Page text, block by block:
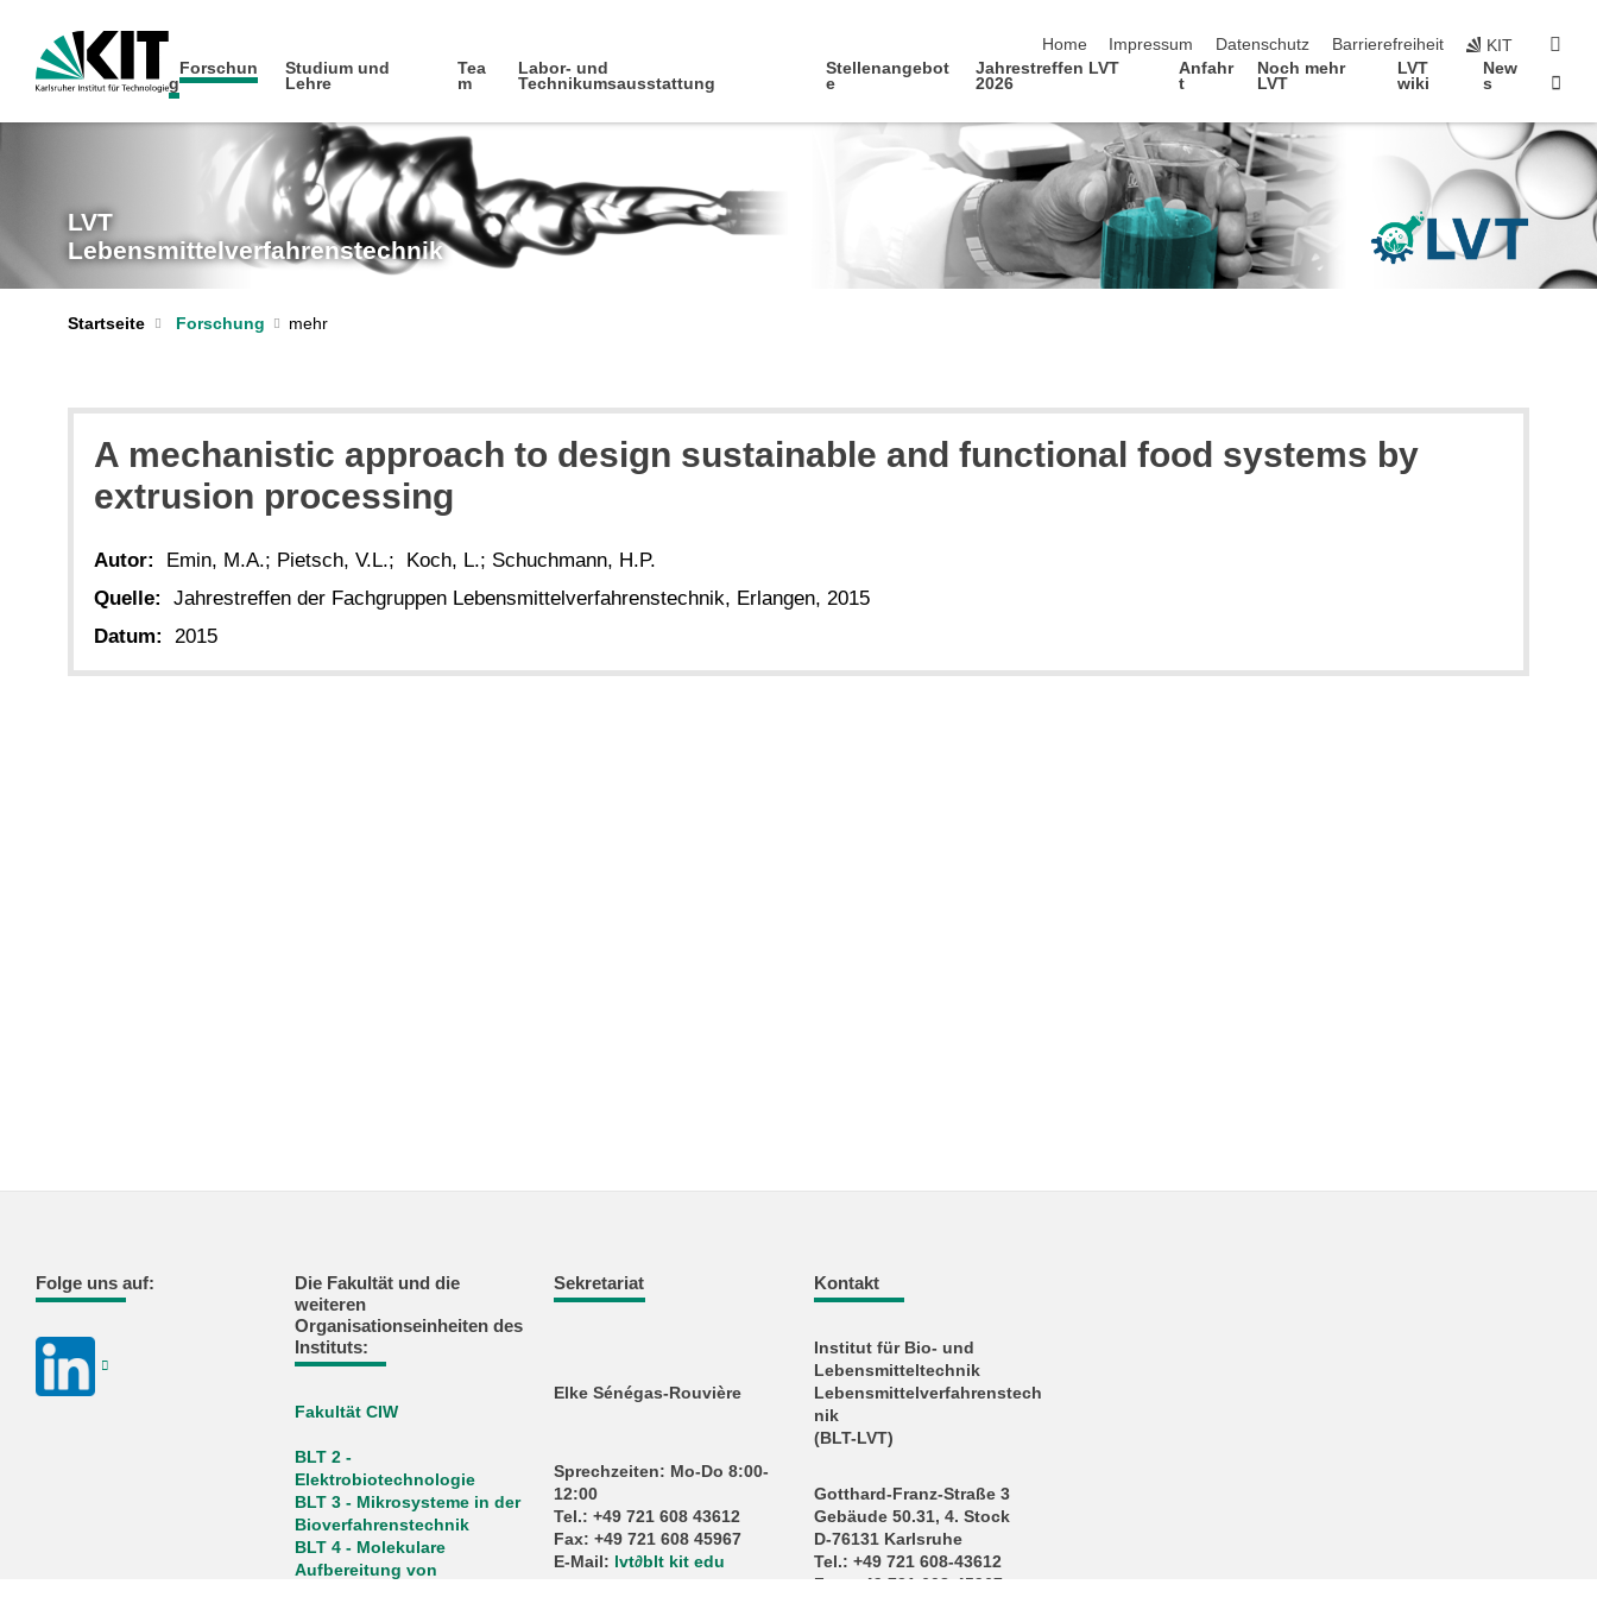
Home
Impressum Datenschutz Barrierefreiheit KIT
Forschun
g
Studium und
Lehre
Tea
m
Labor- und
Technikumsausstattung
Stellenangebot
e
Jahrestreffen LVT
2026
Anfahr
t
Noch mehr
LVT
LVT
wiki
New
s
LVT
Lebensmittelverfahrenstechnik
Startseite Forschung
A mechanistic approach to design sustainable and functional food systems by
extrusion processing
Autor:
Emin, M.A.; Pietsch, V.L.; Koch, L.; Schuchmann, H.P.
Quelle:
Jahrestreffen der Fachgruppen Lebensmittelverfahrenstechnik, Erlangen, 2015
Datum:
2015
Folge uns auf:
Die Fakultät und die
weiteren
Organisationseinheiten des
Instituts:
Fakultät CIW
BLT 2 -
Elektrobiotechnologie
BLT 3 - Mikrosysteme in der
Bioverfahrenstechnik
BLT 4 - Molekulare
Aufbereitung von
Sekretariat
Elke Sénégas-Rouvière
Sprechzeiten: Mo-Do 8:00-
12:00
Tel.: +49 721 608 43612
Fax: +49 721 608 45967
E-Mail: lvt∂blt kit edu
Kontakt
Institut für Bio- und
Lebensmitteltechnik
Lebensmittelverfahrenstech
nik
(BLT-LVT)
Gotthard-Franz-Straße 3
Gebäude 50.31, 4. Stock
D-76131 Karlsruhe
Tel.: +49 721 608-43612
Fax: +49 721 608-45967